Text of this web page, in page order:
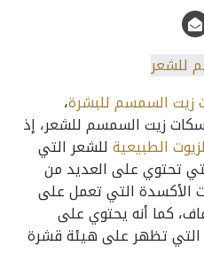
زيت السمسم للبشرة،
زيت السمسم للشعر، إذ
الطبيعيةللشعر التي
تحتوي على العديد من
الأكسدة التي تعمل على
كما أنه يحتوي على
التي تظهر على هيئة قشرة